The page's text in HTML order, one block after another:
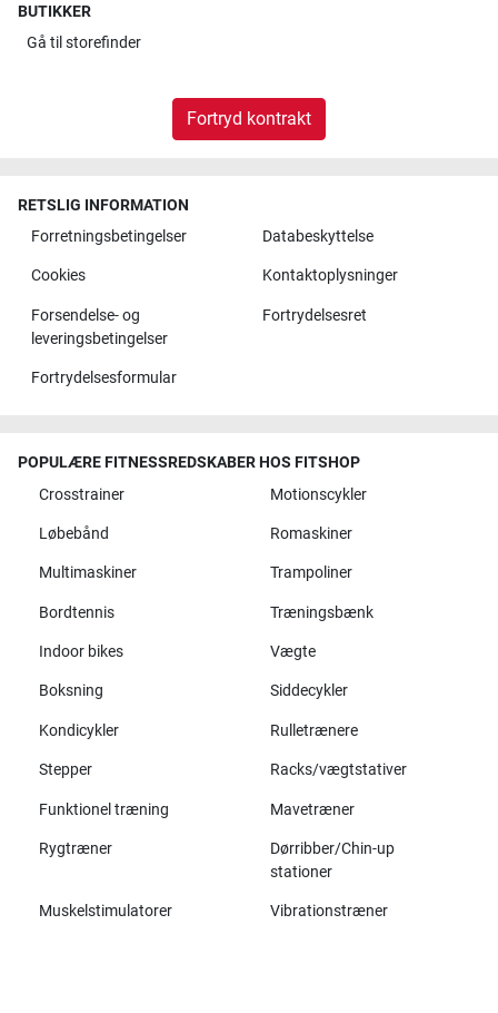
BUTIKKER
Gå til storefinder
Fortryd kontrakt
RETSLIG INFORMATION
Forretningsbetingelser
Databeskyttelse
Cookies Kontaktoplysninger
Forsendelse- og
leveringsbetingelser
Fortrydelsesret
Fortrydelsesformular
POPULÆRE FITNESSREDSKABER HOS FITSHOP
Crosstrainer
Motionscykler
Løbebånd Romaskiner
Multimaskiner Trampoliner
Bordtennis Træningsbænk
Indoor bikes Vægte
Boksning Siddecykler
Kondicykler Rulletrænere
Stepper Racks/vægtstativer
Funktionel træning Mavetræner
Rygtræner
Dørribber/Chin-up
stationer
Muskelstimulatorer Vibrationstræner